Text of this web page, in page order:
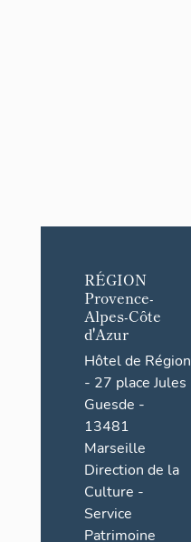
RÉGION
Provence-
Alpes-Côte
d'Azur
Hôtel de Région
- 27 place Jules
Guesde -
13481
Marseille
Direction de la
Culture -
Service
Patrimoine